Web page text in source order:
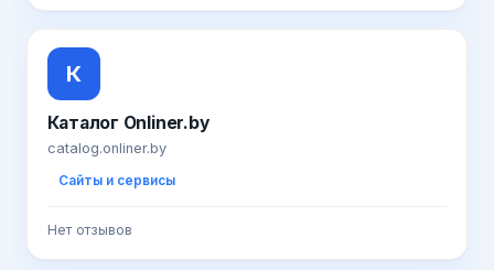
К
Каталог Onliner.by
catalog.onliner.by
Сайты и сервисы
Нет отзывов